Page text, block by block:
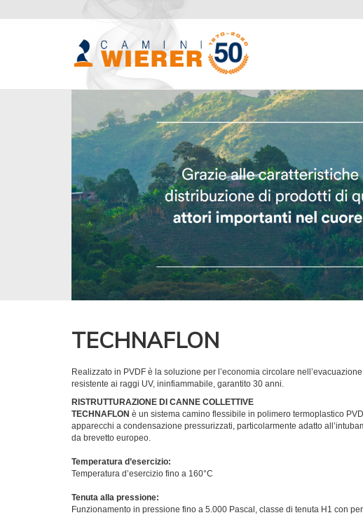
TECHNAFLON
Realizzato in PVDF è la soluzione per l’economia circolare
resistente ai raggi UV, ininfiammabile, garantito 30 anni.
RISTRUTTURAZIONE DI CANNE COLLETTIVE
TECHNAFLON è un sistema camino flessibile in polimero termoplastico
apparecchi a condensazione pressurizzati, particolarmente adatto
da brevetto europeo.
Temperatura d’esercizio:
Temperatura d’esercizio fino a 160°C
Tenuta alla pressione:
Funzionamento in pressione fino a 5.000 Pascal, classe di tenuta H1 con